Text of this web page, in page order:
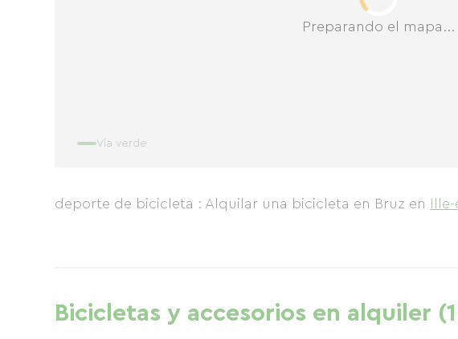
Preparando el mapa...
Vía verde
deporte de bicicleta : Alquilar una bicicleta en Bruz en Ille-
Bicicletas y accesorios en alquiler